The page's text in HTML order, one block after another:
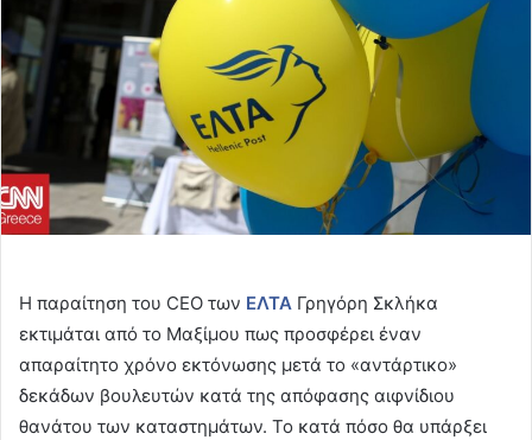
Η παραίτηση του CEO των ΕΛΤΑ Γρηγόρη Σκλήκα
εκτιμάται από το Μαξίμου πως προσφέρει έναν
απαραίτητο χρόνο εκτόνωσης μετά το «αντάρτικο»
δεκάδων βουλευτών κατά της απόφασης αιφνίδιου
θανάτου των καταστημάτων. Το κατά πόσο θα υπάρξει